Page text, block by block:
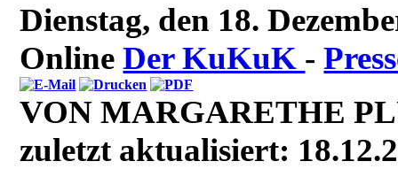
Dienstag, den 18.
OnlineDer KuKuK -
VON MARGARETHE
zuletzt aktualisiert: